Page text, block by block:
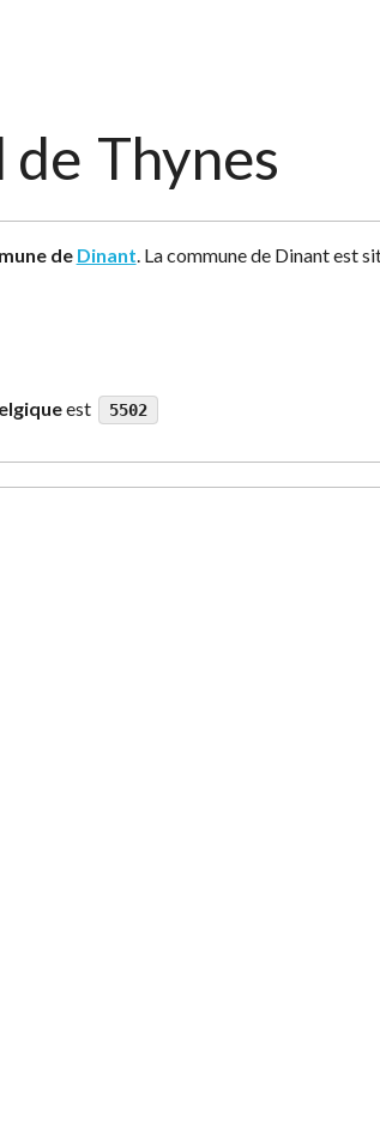
de Thynes
de Dinant . La commune de Dinant est
est 5502